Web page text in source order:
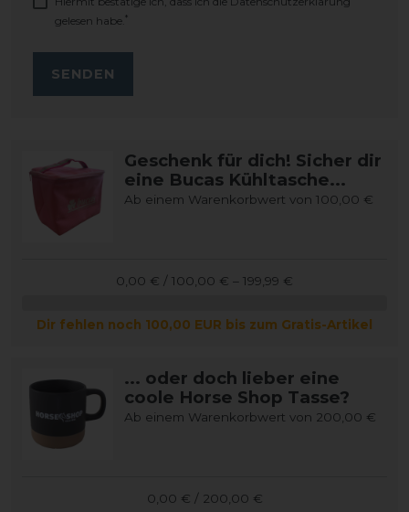
gelesen habe. *
SENDEN
Geschenk für dich! Sicher dir
eine Bucas Kühltasche...
Ab einem Warenkorbwert von 100,00 €
0,00 € / 100,00 € – 199,99 €
Dir fehlen noch 100,00 EUR bis zum Gratis-Artikel
... oder doch lieber eine
coole Horse Shop Tasse?
Ab einem Warenkorbwert von 200,00 €
0,00 € / 200,00 €